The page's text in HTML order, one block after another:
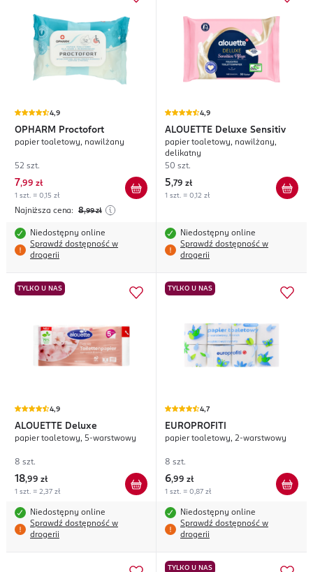
4,9
OPHARM Proctofort
papier toaletowy, nawilżany
52 szt.
7,99 zł
1 szt. = 0,15 zł
Najniższa cena: 8,99 zł
Niedostępny online
Sprawdź dostępność w
drogerii
4,9
ALOUETTE Deluxe Sensitiv
papier toaletowy, nawilżany,
delikatny
50 szt.
5,79 zł
1 szt. = 0,12 zł
Niedostępny online
Sprawdź dostępność w
drogerii
TYLKO U NAS
4,9
ALOUETTE Deluxe
papier toaletowy, 5-warstwowy
8 szt.
18,99 zł
1 szt. = 2,37 zł
Niedostępny online
Sprawdź dostępność w
drogerii
TYLKO U NAS
4,7
EUROPROFITI
papier toaletowy, 2-warstwowy
8 szt.
6,99 zł
1 szt. = 0,87 zł
Niedostępny online
Sprawdź dostępność w
drogerii
TYLKO U NAS